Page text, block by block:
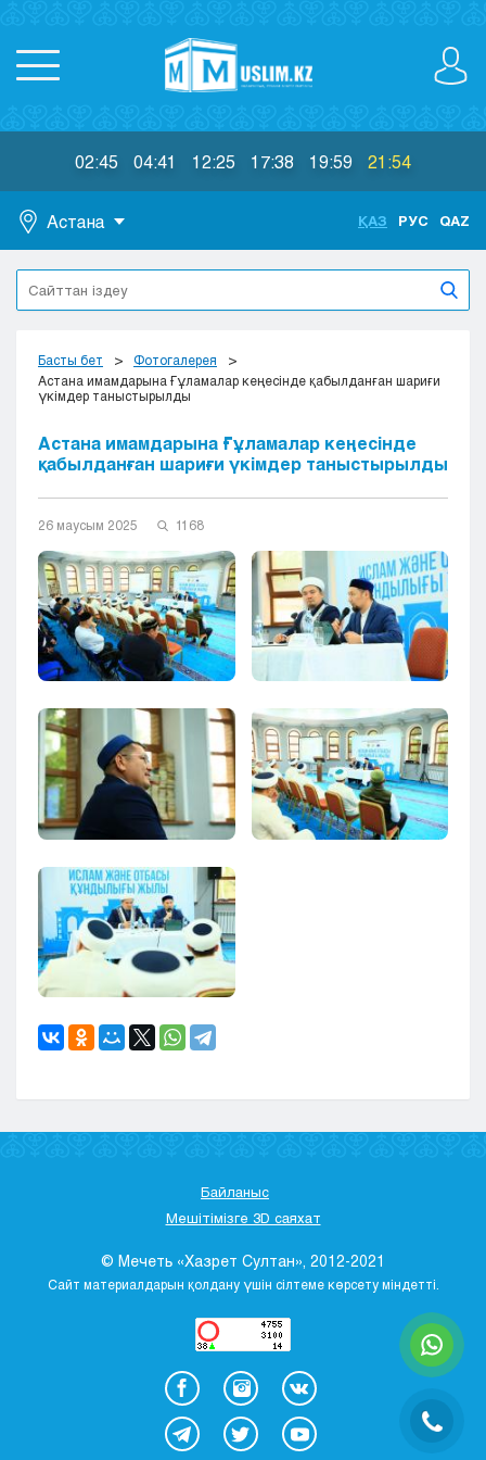
02:45 04:41 12:25 17:38 19:59 21:54
Астана
Астана
Алматы
Атырау
Жезказган
Кокшетау
Павлодар
Петропавловск
Семей
Талдыкорган
Тараз
Туркестан
Усть-Каменогорск
Шымкент
ҚАЗ РУС QAZ
Басты бет
Фотогалерея
Астана имамдарына Ғұламалар кеңесінде қабылданған шариғи
үкімдер таныстырылды
Астана имамдарына Ғұламалар кеңесінде
қабылданған шариғи үкімдер таныстырылды
26 маусым 2025 1168
Байланыс
Мешітімізге 3D саяхат
© Мечеть «Хазрет Султан», 2012-2021
Сайт материалдарын қолдану үшін сілтеме көрсету міндетті.